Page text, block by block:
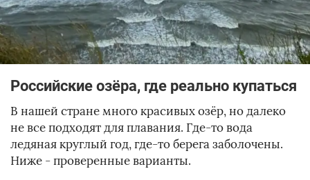
Российские озёра, где реально купаться
В нашей стране много красивых озёр, но далеко
не все подходят для плавания. Где-то вода
ледяная круглый год, где-то берега заболочены.
Ниже - проверенные варианты.